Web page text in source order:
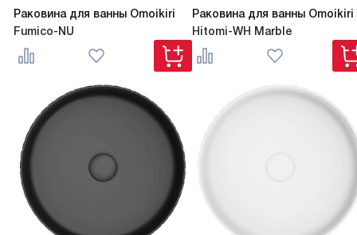
Раковина для ванны Omoikiri
Fumico-NU
Раковина для ванны Omoikiri
Hitomi-WH Marble